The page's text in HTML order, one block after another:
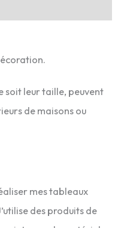
soit leur taille, peuvent
de maisons ou
mes tableaux
des produits de